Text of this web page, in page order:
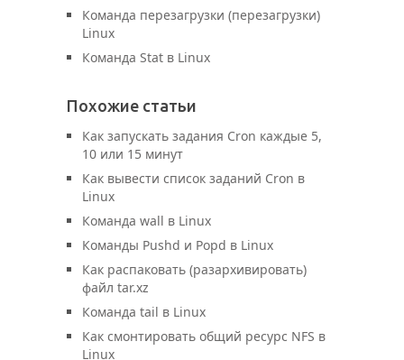
Команда перезагрузки (перезагрузки)
Linux
Команда Stat в Linux
Похожие статьи
Как запускать задания Cron каждые 5,
10 или 15 минут
Как вывести список заданий Cron в
Linux
Команда wall в Linux
Команды Pushd и Popd в Linux
Как распаковать (разархивировать)
файл tar.xz
Команда tail в Linux
Как смонтировать общий ресурс NFS в
Linux